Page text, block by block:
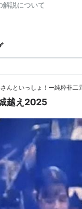
解説について
んといっしょ！ー純粋非二
越え2025